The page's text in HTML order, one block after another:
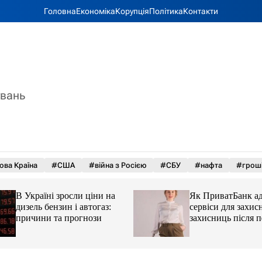
ГоловнаЕкономікаКорупціяПолітикаКонтакти
Країна #США #війна з Росією #СБУ #нафта
В Україні зросли ціни на
дизель бензин і автогаз:
причини та прогнози
Як ПриватБанк
сервіси для
захисниць після